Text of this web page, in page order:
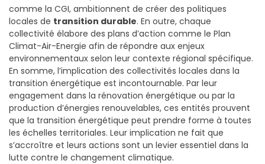
comme la CGI, ambitionnent de créer des politiques
locales de transition durable. En outre, chaque
collectivité élabore des plans d’action comme le Plan
Climat-Air-Energie afin de répondre aux enjeux
environnementaux selon leur contexte régional spécifique.
En somme, l’implication des collectivités locales dans la
transition énergétique est incontournable. Par leur
engagement dans la rénovation énergétique ou par la
production d’énergies renouvelables, ces entités prouvent
que la transition énergétique peut prendre forme à toutes
les échelles territoriales. Leur implication ne fait que
s’accroître et leurs actions sont un levier essentiel dans la
lutte contre le changement climatique.